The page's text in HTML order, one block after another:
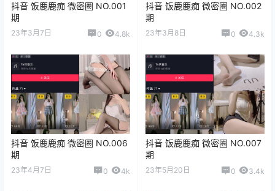
抖音 饭鹿鹿痴 微密圈 NO.001
期
23年3月7日 0 4.8k
抖音 饭鹿鹿痴 微密圈 NO.002
期
23年3月8日 0 4.3k
抖音 饭鹿鹿痴 微密圈 NO.006
期
23年4月7日 0 4k
抖音 饭鹿鹿痴 微密圈 NO.007
期
23年5月20日 0 3.4k